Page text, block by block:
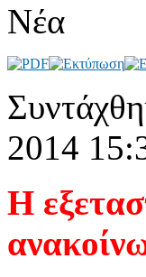
Νέα
2014
Η